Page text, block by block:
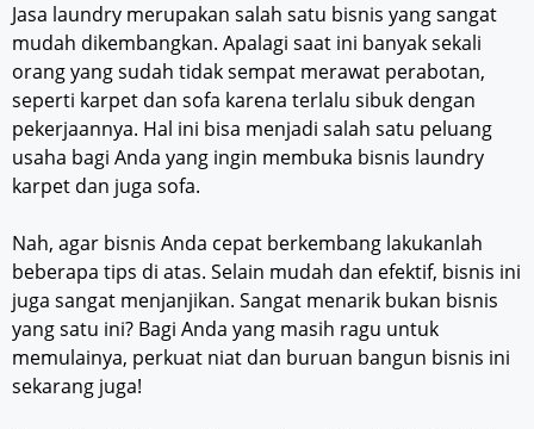
Jasa laundry merupakan salah satu bisnis yang sangat
mudah dikembangkan. Apalagi saat ini banyak sekali
orang yang sudah tidak sempat merawat perabotan,
seperti karpet dan sofa karena terlalu sibuk dengan
pekerjaannya. Hal ini bisa menjadi salah satu peluang
usaha bagi Anda yang ingin membuka bisnis laundry
karpet dan juga sofa.
Nah, agar bisnis Anda cepat berkembang lakukanlah
beberapa tips di atas. Selain mudah dan efektif, bisnis ini
juga sangat menjanjikan. Sangat menarik bukan bisnis
yang satu ini? Bagi Anda yang masih ragu untuk
memulainya, perkuat niat dan buruan bangun bisnis ini
sekarang juga!